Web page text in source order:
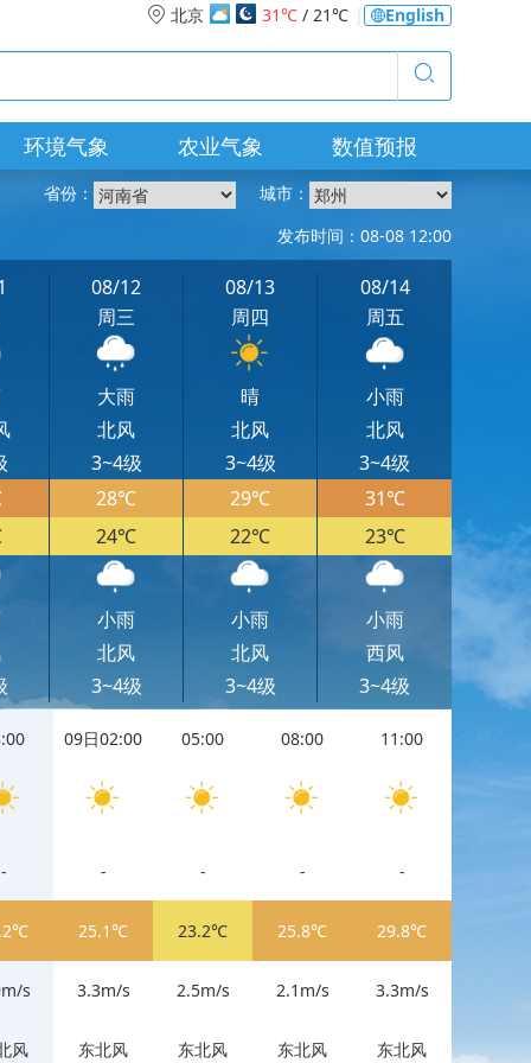
北京 31℃ / 21℃ English
环境气象 农业气象 数值预报
省份： 城市：
发布时间：08-08 12:00
08/12
周三
大雨
北风
3~4级
28℃
24℃
小雨
北风
3~4级
08/13
周四
晴
北风
3~4级
29℃
22℃
小雨
北风
3~4级
08/14
周五
小雨
北风
3~4级
31℃
23℃
小雨
西风
3~4级
-
s
风
09日02:00
-
25.1℃
3.3m/s
东北风
05:00
-
23.2℃
2.5m/s
东北风
08:00
-
25.8℃
2.1m/s
东北风
11:00
-
29.8℃
3.3m/s
东北风 东北风